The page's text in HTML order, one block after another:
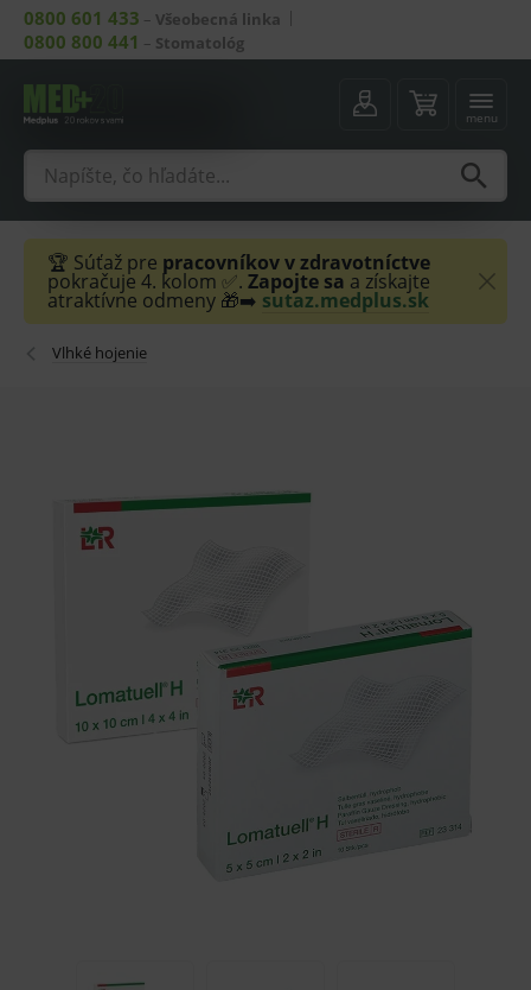
0800 601 433 – Všeobecná linka
0800 800 441 – Stomatológ
menu
🏆 Súťaž pre pracovníkov v zdravotníctve
pokračuje 4. kolom ✅. Zapojte sa a získajte
atraktívne odmeny 🎁➡️ sutaz.medplus.sk
Vlhké hojenie